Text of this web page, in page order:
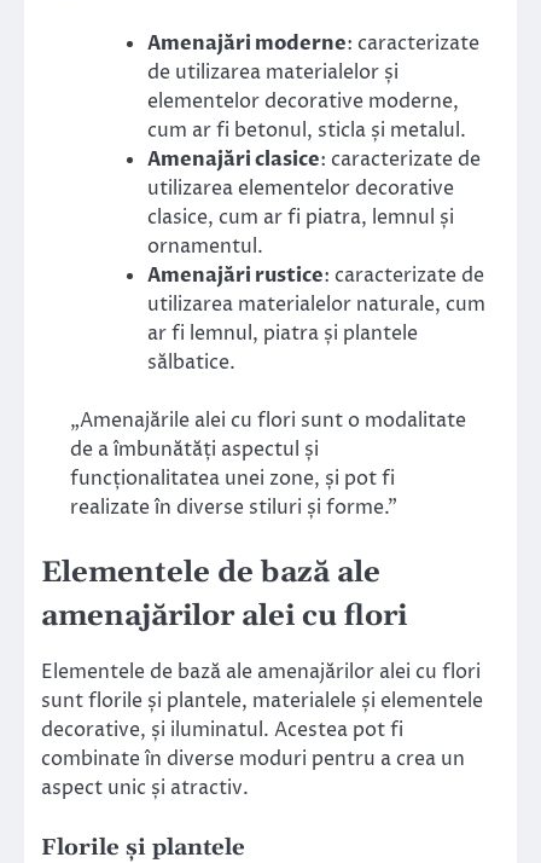
Amenajări moderne: caracterizate
de utilizarea materialelor și
elementelor decorative moderne,
cum ar fi betonul, sticla și metalul.
Amenajări clasice: caracterizate de
utilizarea elementelor decorative
clasice, cum ar fi piatra, lemnul și
ornamentul.
Amenajări rustice: caracterizate de
utilizarea materialelor naturale, cum
ar fi lemnul, piatra și plantele
sălbatice.
„Amenajările alei cu flori sunt o modalitate
de a îmbunătăți aspectul și
funcționalitatea unei zone, și pot fi
realizate în diverse stiluri și forme.”
Elementele de bază ale
amenajărilor alei cu flori
Elementele de bază ale amenajărilor alei cu flori
sunt florile și plantele, materialele și elementele
decorative, și iluminatul. Acestea pot fi
combinate în diverse moduri pentru a crea un
aspect unic și atractiv.
Florile și plantele